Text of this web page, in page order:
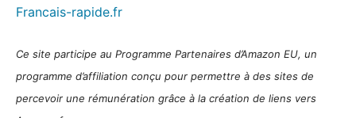
Francais-rapide.fr
Ce site participe au Programme Partenaires d’Amazon EU, un
programme d’affiliation conçu pour permettre à des sites de
percevoir une rémunération grâce à la création de liens vers